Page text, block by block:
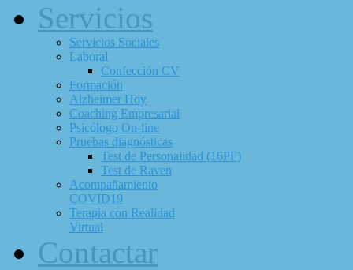
Servicios
Servicios Sociales
Laboral
Confección CV
Formación
Alzheimer Hoy
Coaching Empresarial
Psicólogo On-line
Pruebas diagnósticas
Test de Personalidad (16PF)
Test de Raven
Acompañamiento
COVID19
Terapia con Realidad
Virtual
Contactar